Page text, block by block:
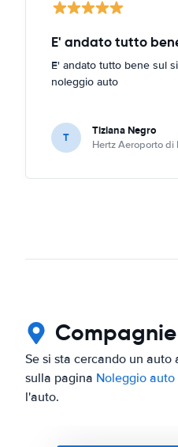
E' andato tutto
E' andato tutto bene sul
noleggio auto
T Tiziana Negro
Hertz Aeroporto di
Se si sta cercando un
sulla pagina Noleggio auto
l'auto.